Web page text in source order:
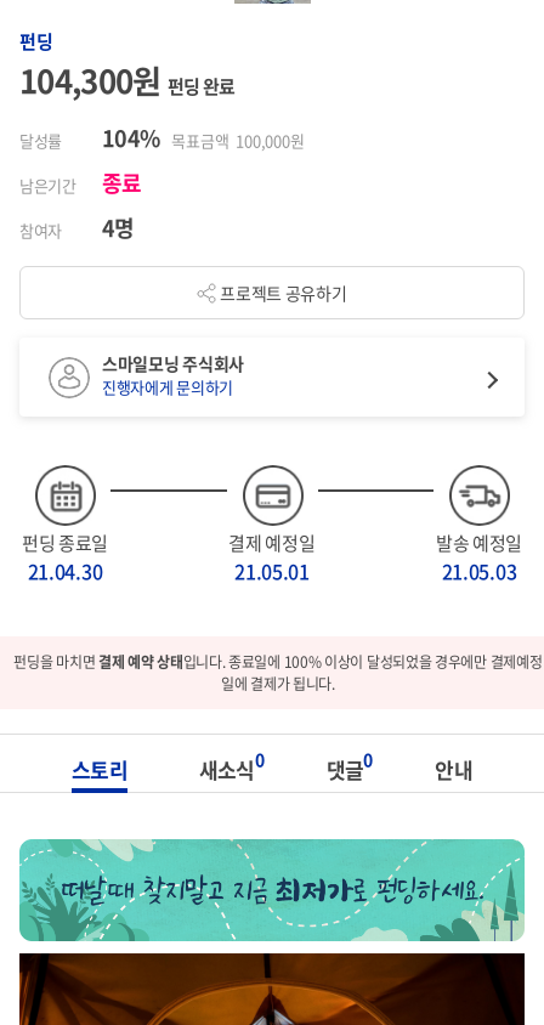
펀딩
104,300원 펀딩 완료
달성률 104% 목표금액 100,000원
남은기간
종료
참여자 4명
프로젝트 공유하기
펀딩 종료일
21.04.30
결제 예정일
21.05.01
발송 예정일
21.05.03
스마일모닝 주식회사
진행자에게 문의하기
펀딩을 마치면결제 예약 상태입니다. 종료일에 100% 이상이 달성되었을 경우에만 결제예정
일에 결제가 됩니다.
스토리 새소식0 댓글0 안내